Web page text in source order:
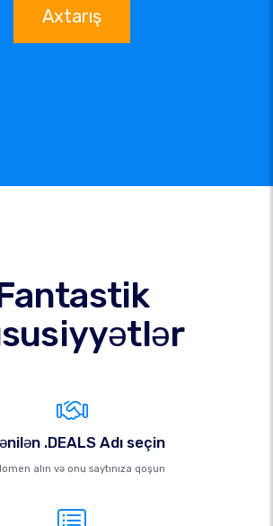
Axtarış
.DEALS Adı seçin
alın və onu saytınıza qoşun